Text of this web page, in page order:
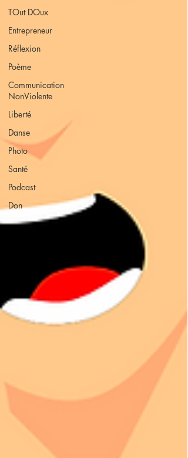
TOut DOux
Entrepreneur
Réflexion
Poème
Communication
NonViolente
Liberté
Danse
Photo
Santé
Podcast
Don